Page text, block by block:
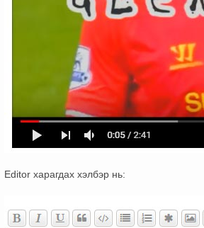
Editor харагдах хэлбэр нь: